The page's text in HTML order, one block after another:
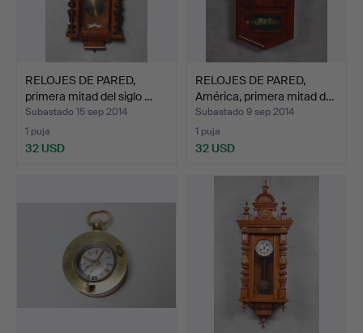
RELOJES DE PARED,
primera mitad del siglo …
Subastado 15 sep 2014
1 puja
32 USD
RELOJES DE PARED,
América, primera mitad d…
Subastado 9 sep 2014
1 puja
32 USD